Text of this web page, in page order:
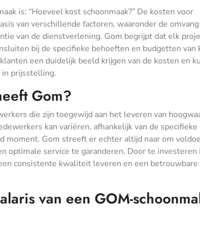
is: “Hoeveel kost schoonmaak?” De kosten voor
van verschillende factoren, waaronder de
van de dienstverlening. Gom begrijpt dat elk
bij de specifieke behoeften en budgetten van
een duidelijk beeld krijgen van de kosten en
prijsstelling.
Gom?
die zijn toegewijd aan het leveren van
kan variëren, afhankelijk van de
moment. Gom streeft er echter altijd naar om
optimale service te garanderen. Door te
consistente kwaliteit leveren en een
van een GOM-